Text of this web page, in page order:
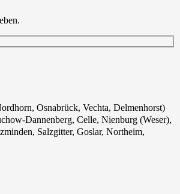
Osnabrück, Vechta, Delmenhorst)
Dannenberg, Celle, Nienburg (Weser),
Salzgitter, Goslar, Northeim,